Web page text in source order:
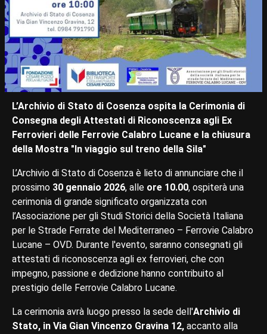
L’Archivio di Stato di Cosenza ospita la Cerimonia di
Consegna degli Attestati di Riconoscenza agli Ex
Ferrovieri delle Ferrovie Calabro Lucane e la chiusura
della Mostra "In viaggio sul treno della Sila"
L’Archivio di Stato di Cosenza è lieto di annunciare che il
prossimo 30 gennaio 2026, alle ore 10.00, ospiterà una
cerimonia di grande significato organizzata con
l’Associazione per gli Studi Storici della Società Italiana
per le Strade Ferrate del Mediterraneo – Ferrovie Calabro
Lucane – OVD. Durante l'evento, saranno consegnati gli
attestati di riconoscenza agli ex ferrovieri, che con
impegno, passione e dedizione hanno contribuito al
prestigio delle Ferrovie Calabro Lucane.
La cerimonia avrà luogo presso la sede dell'Archivio di
Stato, in Via Gian Vincenzo Gravina 12, accanto alla